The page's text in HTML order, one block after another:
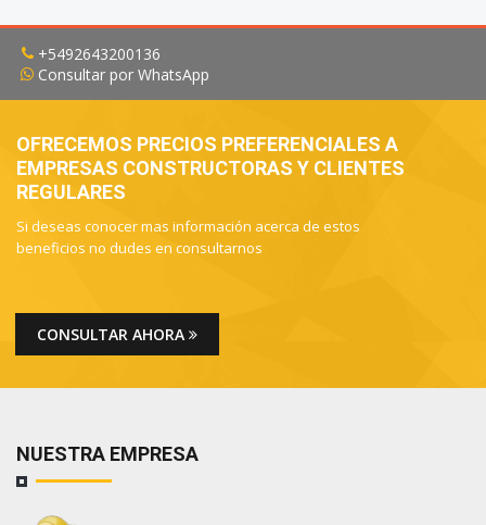
+5492643200136
Consultar por WhatsApp
OFRECEMOS PRECIOS PREFERENCIALES A
EMPRESAS CONSTRUCTORAS Y CLIENTES
REGULARES
Si deseas conocer mas información acerca de estos
beneficios no dudes en consultarnos
CONSULTAR AHORA
NUESTRA EMPRESA